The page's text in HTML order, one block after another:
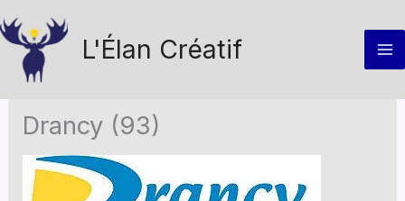
au
contenu
L'Élan Créatif
Drancy (93)